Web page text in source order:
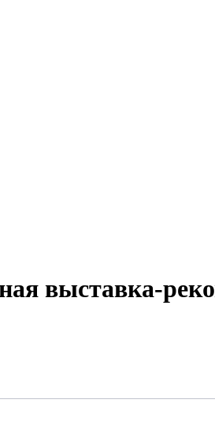
выставка-